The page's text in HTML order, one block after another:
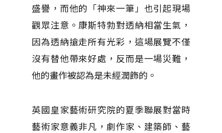
盛譽，而他的「神來一筆」也引起現場
觀眾注意。康斯特勃對透納相當生氣，
因為透納搶走所有光彩，這場展覽不僅
沒有替他帶來好處，反而是一場災難，
他的畫作被認為是未經潤飾的。
英國皇家藝術研究院的夏季聯展對當時
藝術家意義非凡，劇作家、建築師、藝